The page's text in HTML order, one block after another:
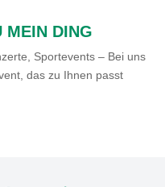
MEIN DING
Sportevents – Bei uns
das zu Ihnen passt